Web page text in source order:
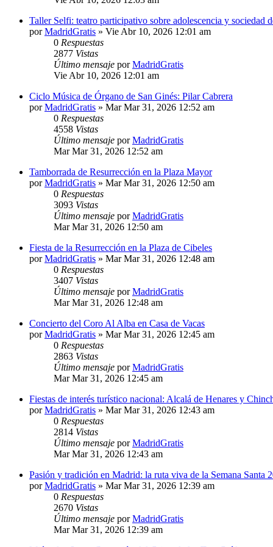
Taller Selfi: teatro participativo sobre adolescencia y sociedad
porMadridGratis » Vie Abr 10, 2026 12:01 am
0 Respuestas
2877 Vistas
Último mensaje porMadridGratis
Vie Abr 10, 2026 12:01 am
Ciclo Música de Órgano de San Ginés: Pilar Cabrera
porMadridGratis » Mar Mar 31, 2026 12:52 am
0 Respuestas
4558 Vistas
Último mensaje porMadridGratis
Mar Mar 31, 2026 12:52 am
Tamborrada de Resurrección en la Plaza Mayor
porMadridGratis » Mar Mar 31, 2026 12:50 am
0 Respuestas
3093 Vistas
Último mensaje porMadridGratis
Mar Mar 31, 2026 12:50 am
Fiesta de la Resurrección en la Plaza de Cibeles
porMadridGratis » Mar Mar 31, 2026 12:48 am
0 Respuestas
3407 Vistas
Último mensaje porMadridGratis
Mar Mar 31, 2026 12:48 am
Concierto del Coro Al Alba en Casa de Vacas
porMadridGratis » Mar Mar 31, 2026 12:45 am
0 Respuestas
2863 Vistas
Último mensaje porMadridGratis
Mar Mar 31, 2026 12:45 am
Fiestas de interés turístico nacional: Alcalá de Henares y
porMadridGratis » Mar Mar 31, 2026 12:43 am
0 Respuestas
2814 Vistas
Último mensaje porMadridGratis
Mar Mar 31, 2026 12:43 am
Pasión y tradición en Madrid: la ruta viva de la Semana Santa
porMadridGratis » Mar Mar 31, 2026 12:39 am
0 Respuestas
2670 Vistas
Último mensaje porMadridGratis
Mar Mar 31, 2026 12:39 am